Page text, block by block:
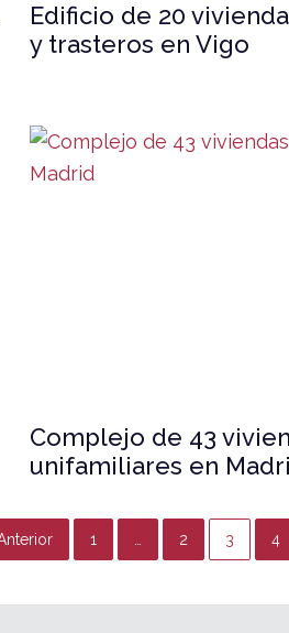
Edificio de 20
y trasteros en Vigo
Complejo de 43
unifamiliares en
1 2 3 4